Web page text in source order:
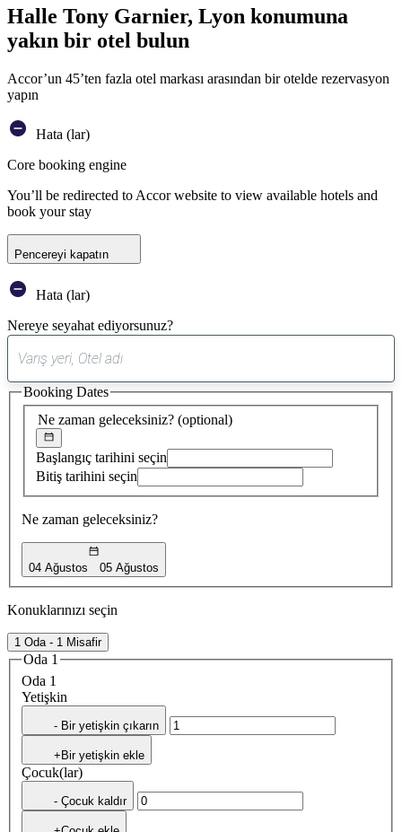
Halle Tony Garnier, Lyon konumuna
yakın bir otel bulun
Accor’un 45’ten fazla otel markası arasından bir otelde rezervasyon
yapın
Hata (lar)
Core booking engine
You’ll be redirected to Accor website to view available hotels and
book your stay
Pencereyi kapatın
Hata (lar)
Nereye seyahat ediyorsunuz?
öneri
bulundu
Ne zaman geleceksiniz? (optional)
Başlangıç tarihini seçin
Bitiş tarihini seçin
Ne zaman geleceksiniz?
04 Ağustos 05 Ağustos
Booking Dates
Konuklarınızı seçin
1 Oda - 1 Misafir
Oda 1
Oda 1
Yetişkin
- Bir yetişkin çıkarın
+Bir yetişkin ekle
Çocuk(lar)
- Çocuk kaldır